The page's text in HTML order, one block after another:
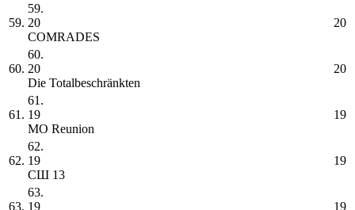
59.
59.
20
COMRADES
20
60.
60.
20
Die Totalbeschränkten
20
61.
61.
19
MO Reunion
19
62.
62.
19
СШ 13
19
63.
63.
19
19